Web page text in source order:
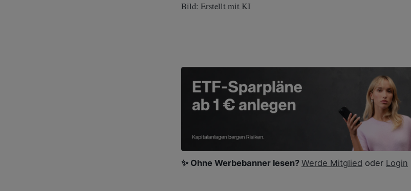
Bild: Erstellt mit KI
✨ Ohne Werbebanner lesen? Werde Mitglied oder Login